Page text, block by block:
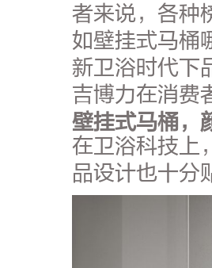
者来说，各种
如壁挂式马桶
新卫浴时代下
吉博力在消费
壁挂式马桶，
在卫浴科技上
品设计也十分